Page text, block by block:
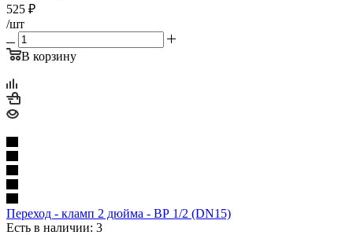
525 ₽
/шт
В корзину
Переход - кламп 2 дюйма - ВР 1/2 (DN15)
Есть в наличии: 3